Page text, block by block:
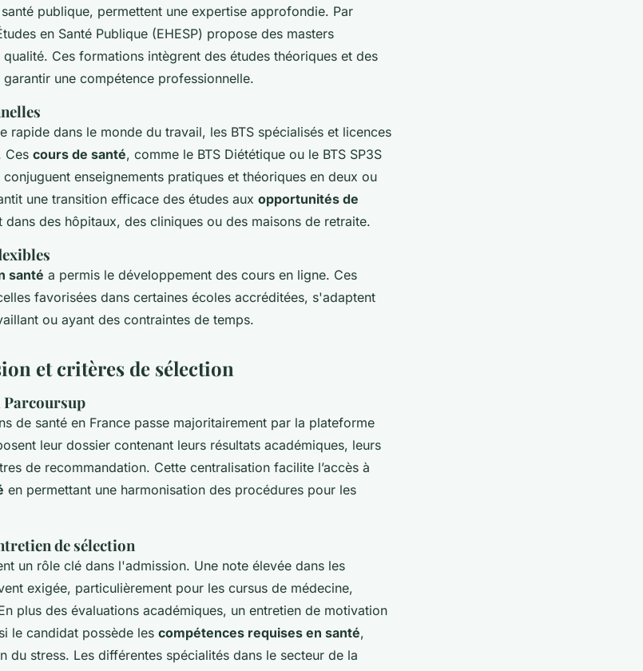
publique, permettent une expertise approfondie. Par
en Santé Publique (EHESP) propose des masters
Ces formations intègrent des études théoriques et des
garantir une compétence professionnelle.
rapide dans le monde du travail, les BTS spécialisés et licences
Ces cours de santé, comme le BTS Diététique ou le BTS SP3S
enseignements pratiques et théoriques en deux ou
une transition efficace des études aux opportunités de
dans des hôpitaux, des cliniques ou des maisons de retraite.
santé a permis le développement des cours en ligne. Ces
favorisées dans certaines écoles accréditées, s'adaptent
ou ayant des contraintes de temps.
et critères de sélection
Parcoursup
de santé en France passe majoritairement par la plateforme
leur dossier contenant leurs résultats académiques, leurs
de recommandation. Cette centralisation facilite l’accès à
en permettant une harmonisation des procédures pour les
de sélection
un rôle clé dans l'admission. Une note élevée dans les
exigée, particulièrement pour les cursus de médecine,
plus des évaluations académiques, un entretien de motivation
le candidat possède les compétences requises en santé,
du stress. Les différentes spécialités dans le secteur de la